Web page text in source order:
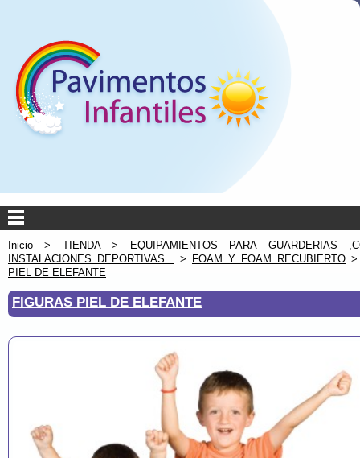
Inicio > TIENDA>
EQUIPAMIENTOS PARA GUARDERIAS
INSTALACIONES DEPORTIVAS... > FOAM Y FOAM RECUBIERTO
PIEL DE ELEFANTE
FIGURAS PIEL DE ELEFANTE